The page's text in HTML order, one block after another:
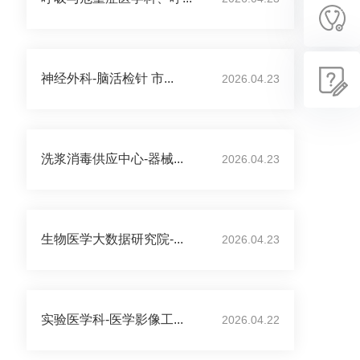
神经外科-脑活检针 市... 2026.04.23
洗浆消毒供应中心-器械... 2026.04.23
生物医学大数据研究院-... 2026.04.23
实验医学科-医学影像工... 2026.04.22